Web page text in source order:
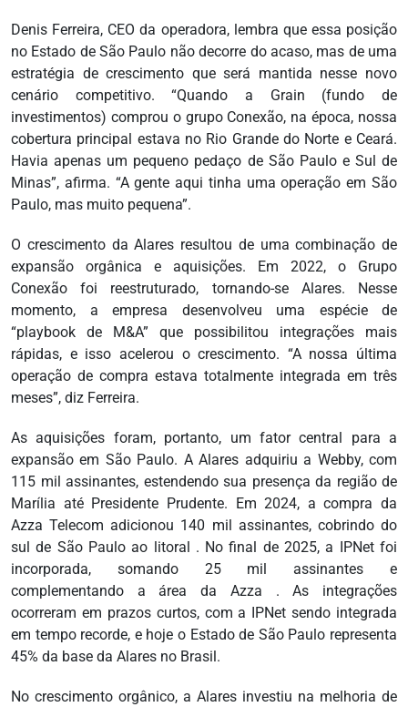
Denis Ferreira, CEO da operadora, lembra que essa posição
no Estado de São Paulo não decorre do acaso, mas de uma
estratégia de crescimento que será mantida nesse novo
cenário competitivo. “Quando a Grain (fundo de
investimentos) comprou o grupo Conexão, na época, nossa
cobertura principal estava no Rio Grande do Norte e Ceará.
Havia apenas um pequeno pedaço de São Paulo e Sul de
Minas”, afirma. “A gente aqui tinha uma operação em São
Paulo, mas muito pequena”.
O crescimento da Alares resultou de uma combinação de
expansão orgânica e aquisições. Em 2022, o Grupo
Conexão foi reestruturado, tornando-se Alares. Nesse
momento, a empresa desenvolveu uma espécie de
“playbook de M&A” que possibilitou integrações mais
rápidas, e isso acelerou o crescimento. “A nossa última
operação de compra estava totalmente integrada em três
meses”, diz Ferreira.
As aquisições foram, portanto, um fator central para a
expansão em São Paulo. A Alares adquiriu a Webby, com
115 mil assinantes, estendendo sua presença da região de
Marília até Presidente Prudente. Em 2024, a compra da
Azza Telecom adicionou 140 mil assinantes, cobrindo do
sul de São Paulo ao litoral . No final de 2025, a IPNet foi
incorporada, somando 25 mil assinantes e
complementando a área da Azza . As integrações
ocorreram em prazos curtos, com a IPNet sendo integrada
em tempo recorde, e hoje o Estado de São Paulo representa
45% da base da Alares no Brasil.
No crescimento orgânico, a Alares investiu na melhoria de